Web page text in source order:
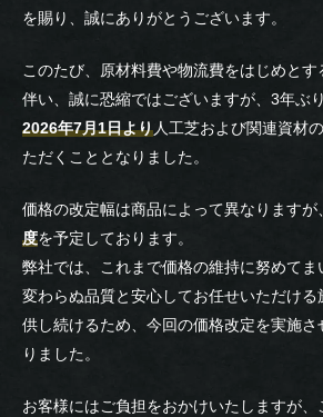
を賜り、誠にありがとうございます。
このたび、原材料費や物流費をはじめと
伴い、誠に恐縮ではございますが、3年ぶ
2026年7月1日より人工芝および関連資材
ただくこととなりました。
価格の改定幅は商品によって異なりますが、
度を予定しております。
弊社では、これまで価格の維持に努めてま
変わらぬ品質と安心してお任せいただけ
供し続けるため、今回の価格改定を実施
りました。
お客様にはご負担をおかけいたしますが